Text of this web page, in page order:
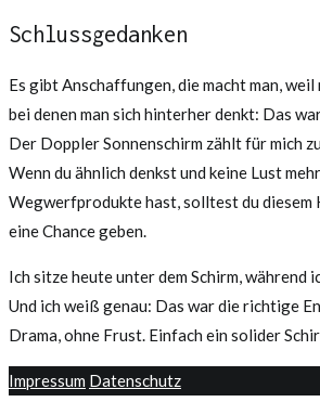
Schlussgedanken
Es gibt Anschaffungen, die macht man, weil
bei denen man sich hinterher denkt: Das
Der Doppler Sonnenschirm zählt für mich
Wenn du ähnlich denkst und keine Lust
Wegwerfprodukte hast, solltest du
eine Chance geben.
Ich sitze heute unter dem Schirm, während
Und ich weiß genau: Das war die richtige
Drama, ohne Frust. Einfach ein solider
Impressum Datenschutz